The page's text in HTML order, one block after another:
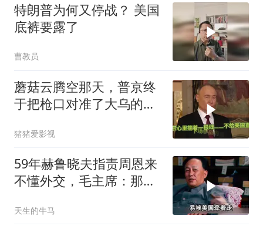
特朗普为何又停战？ 美国
底裤要露了
曹教员
蘑菇云腾空那天，普京终
于把枪口对准了大乌的军
猪猪爱影视
59年赫鲁晓夫指责周恩来
不懂外交，毛主席：那我
天生的牛马